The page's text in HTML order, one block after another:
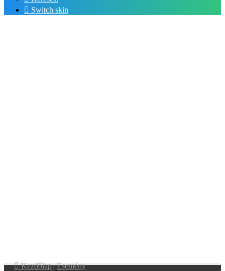
Switch skin
Kezdőlap/Esemény